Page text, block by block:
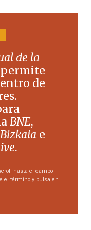
de la
permite
de
BNE,
e
.
hasta el campo
el término y pulsa en